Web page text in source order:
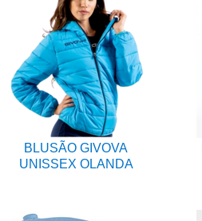
BLUSÃO GIVOVA
UNISSEX OLANDA